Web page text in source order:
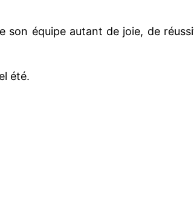
son équipe autant de joie, de
été.